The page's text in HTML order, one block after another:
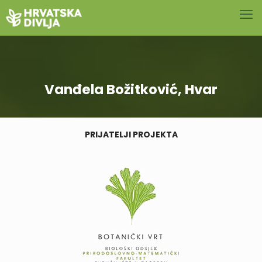
Vanđela Božitković, Hvar
PRIJATELJI PROJEKTA